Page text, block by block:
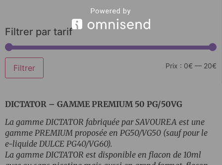
Filtrer par tarif
Filtrer Prix : 0€ — 20€
DICTATOR – GAMME PREMIUM 50 PG/50VG
La gamme DICTATOR fabriquée par SAVOUREA est une
gamme PREMIUM proposée en PG50/VG50 (sauf pour le
e-liquide DULCE PG40/VG60).
La gamme DICTATOR est disponible en flacon de 10ml